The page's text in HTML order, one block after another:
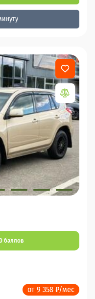
баллов
от 9 358 ₽/мес